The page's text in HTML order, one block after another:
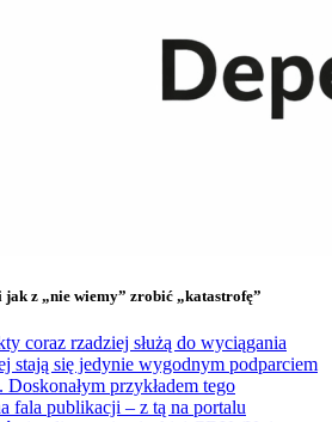
jak z „nie wiemy” zrobić „katastrofę”
coraz rzadziej służą do wyciągania
stają się jedynie wygodnym podparciem
przykładem tego
fala publikacji – z tą na portalu